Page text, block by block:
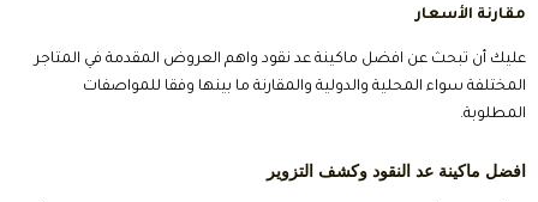
مقارنة الأسعار
عليك أن تبحث عن افضل ماكينة عد نقود واهم العروض المقدمة في المتاجر
المختلفة سواء المحلية والدولية والمقارنة ما بينها وفقا للمواصفات
المطلوبة.
افضل ماكينة عد النقود وكشف التزوير